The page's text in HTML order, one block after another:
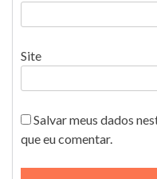
Site
Salvar meus dados
que eu comentar.